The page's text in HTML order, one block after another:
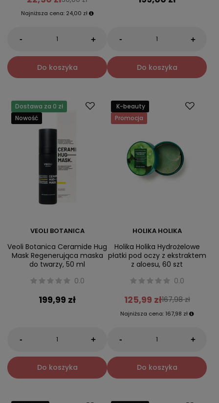
Najniższa cena: 24,00 zł
- +
Do koszyka
- +
Do koszyka
Dostawa za 0 zł
Nowość
VEOLI BOTANICA
Veoli Botanica Ceramide Hug
Mask Regenerująca maska
do twarzy, 50 ml
0.0
199,99 zł
- +
Do koszyka
K-beauty
Promocja
HOLIKA HOLIKA
Holika Holika Hydrożelowe
płatki pod oczy z ekstraktem
z aloesu, 60 szt
0.0
125,99 zł167,98 zł
Najniższa cena: 167,98 zł
- +
Do koszyka